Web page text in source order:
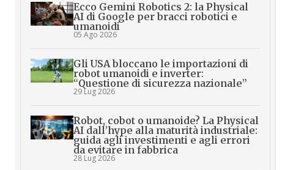
Ecco Gemini Robotics 2: la Physical
AI di Google per bracci robotici e
umanoidi
05 Ago 2026
Gli USA bloccano le importazioni di
robot umanoidi e inverter:
“Questione di sicurezza nazionale”
29 Lug 2026
Robot, cobot o umanoide? La Physical
AI dall’hype alla maturità industriale:
guida agli investimenti e agli errori
da evitare in fabbrica
28 Lug 2026